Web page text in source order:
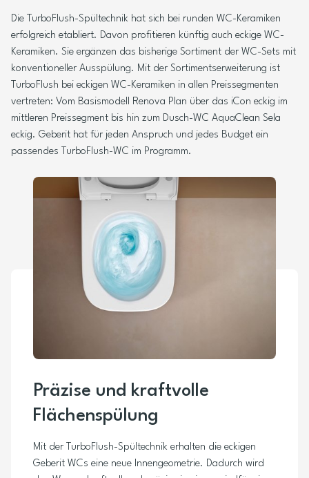
Die TurboFlush-Spültechnik hat sich bei runden WC-Keramiken
erfolgreich etabliert. Davon profitieren künftig auch eckige WC-
Keramiken. Sie ergänzen das bisherige Sortiment der WC-Sets mit
konventioneller Ausspülung. Mit der Sortimentserweiterung ist
TurboFlush bei eckigen WC-Keramiken in allen Preissegmenten
vertreten: Vom Basismodell Renova Plan über das iCon eckig im
mittleren Preissegment bis hin zum Dusch-WC AquaClean Sela
eckig. Geberit hat für jeden Anspruch und jedes Budget ein
passendes TurboFlush-WC im Programm.
Präzise und kraftvolle
Flächenspülung
Mit der TurboFlush-Spültechnik erhalten die eckigen
Geberit WCs eine neue Innengeometrie. Dadurch wird